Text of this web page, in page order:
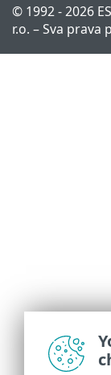
© 1992 - 2026
r.o. – Sva prava